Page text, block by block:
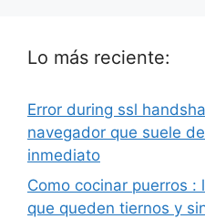
Lo más reciente:
Error during ssl
navegador que suele
inmediato
Como cocinar puerros :
que queden tiernos y